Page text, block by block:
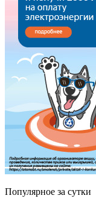
Популярное за сутки